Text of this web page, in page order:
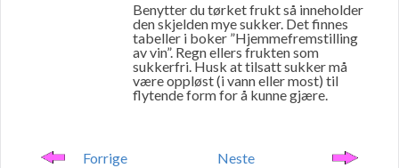
Benytter du tørket frukt så inneholder
den skjelden mye sukker. Det finnes
tabeller i boker ”Hjemmefremstilling
av vin”. Regn ellers frukten som
sukkerfri. Husk at tilsatt sukker må
være oppløst (i vann eller most) til
flytende form for å kunne gjære.
Forrige Neste